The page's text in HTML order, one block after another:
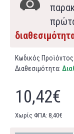
Κωδικός Προϊόντος:
Διαθεσιμότητα:
10,42€
Χωρίς ΦΠΑ: 8,40€